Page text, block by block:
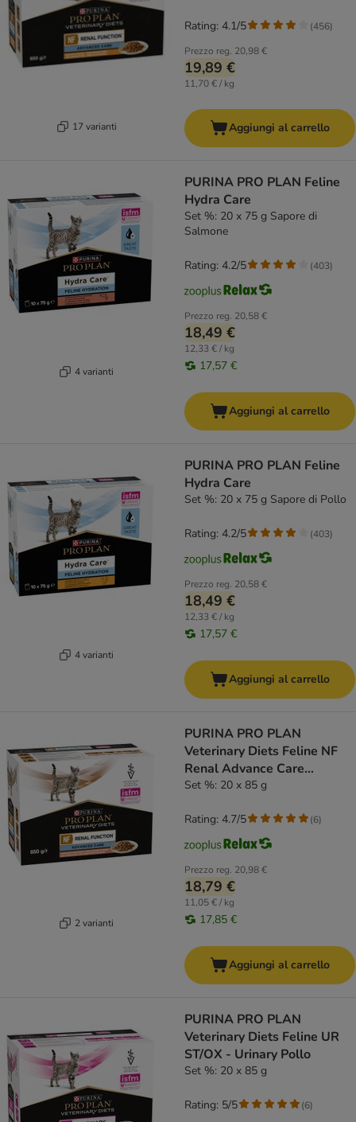
17 varianti
Prezzo reg. 20,98 €
19,89 €
11,70 € / kg
Rating: 4.1/5 (456)
Aggiungi al carrello
4 varianti
PURINA PRO PLAN Feline
Hydra Care
Set %: 20 x 75 g Sapore di
Salmone
Prezzo reg. 20,58 €
18,49 €
12,33 € / kg
17,57 €
Rating: 4.2/5 (403)
Aggiungi al carrello
4 varianti
PURINA PRO PLAN Feline
Hydra Care
Set %: 20 x 75 g Sapore di Pollo
Prezzo reg. 20,58 €
18,49 €
12,33 € / kg
17,57 €
Rating: 4.2/5 (403)
Aggiungi al carrello
2 varianti
PURINA PRO PLAN
Veterinary Diets Feline NF
Renal Advance Care
Salmone
Set %: 20 x 85 g
Prezzo reg. 20,98 €
18,79 €
11,05 € / kg
17,85 €
Rating: 4.7/5 (6)
Aggiungi al carrello
PURINA PRO PLAN
Veterinary Diets Feline UR
ST/OX - Urinary Pollo
Set %: 20 x 85 g
Rating: 5/5 (6)